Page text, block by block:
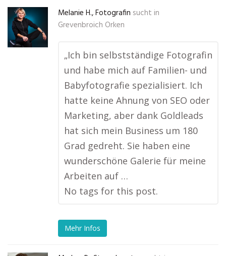
Melanie H., Fotografin sucht in
Grevenbroich Orken
„Ich bin selbstständige Fotografin
und habe mich auf Familien- und
Babyfotografie spezialisiert. Ich
hatte keine Ahnung von SEO oder
Marketing, aber dank Goldleads
hat sich mein Business um 180
Grad gedreht. Sie haben eine
wunderschöne Galerie für meine
Arbeiten auf …
No tags for this post.
Mehr Infos